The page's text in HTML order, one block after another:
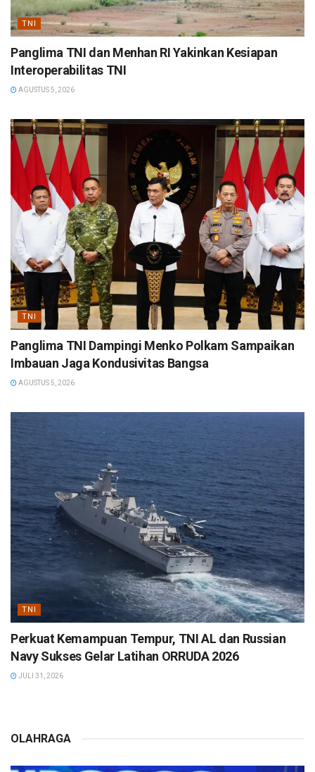
TNI
Panglima TNI dan Menhan RI Yakinkan Kesiapan
Interoperabilitas TNI
AGUSTUS 5, 2026
TNI
Panglima TNI Dampingi Menko Polkam Sampaikan
Imbauan Jaga Kondusivitas Bangsa
AGUSTUS 5, 2026
TNI
Perkuat Kemampuan Tempur, TNI AL dan Russian
Navy Sukses Gelar Latihan ORRUDA 2026
JULI 31, 2026
OLAHRAGA